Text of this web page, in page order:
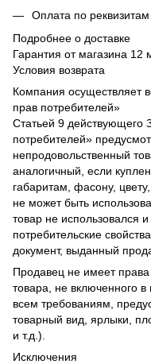
Оплата по реквизитам
Подробнее о доставке
Гарантия от магазина 12
Условия возврата
Компания осуществляет
прав потребителей»
Статьей 9 действующего
потребителей»
непродовольственный
аналогичный, если
габаритам, фасону,
не может быть
товар не использовался
потребительские
документ, выданный
Продавец не имеет права
товара, не включенного в
всем требованиям,
товарный вид, ярлыки,
и т.д.).
Исключения